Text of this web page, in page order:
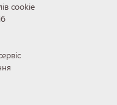
cookie